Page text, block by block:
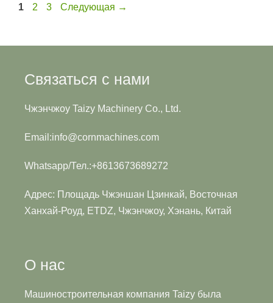
Страница
1 Страница
2 Страница
3 Следующая →
Связаться с нами
Чжэнчжоу Taizy Machinery Co., Ltd.
Email:info@cornmachines.com
Whatsapp/Тел.:+8613673689272
Адрес: Площадь Чжэншан Цзинкай, Восточная
Ханхай-Роуд, ETDZ, Чжэнчжоу, Хэнань, Китай
О нас
Машиностроительная компания Taizy была